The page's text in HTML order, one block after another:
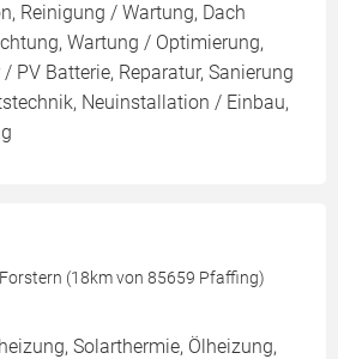
Reinigung / Wartung, Dach
Wartung / Optimierung,
PV Batterie, Reparatur, Sanierung
Neuinstallation / Einbau,
(18km von 85659 Pfaffing)
Solarthermie, Ölheizung,